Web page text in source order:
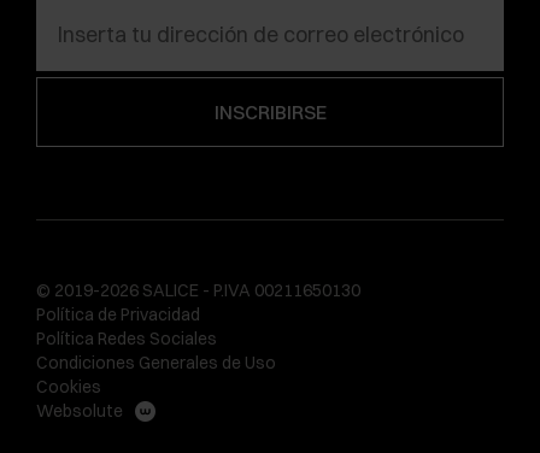
© 2019-2026 SALICE - P.IVA 00211650130
Política de Privacidad
Política Redes Sociales
Condiciones Generales de Uso
Cookies
Websolute